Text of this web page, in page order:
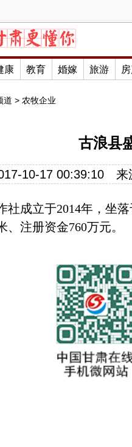
康 教育 婚嫁 旅游
道 > 农牧企业
古浪县
10-17 00:39:10 来
社成立于2014年，坐
注册资金760万元。